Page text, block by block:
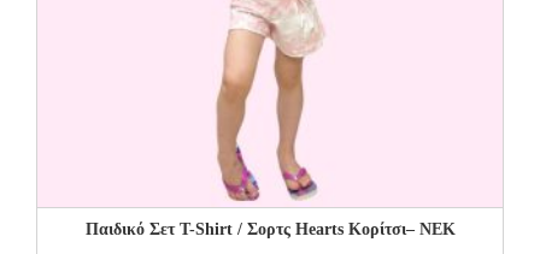
Παιδικό Σετ T-Shirt / Σορτς Hearts Κορίτσι– NEK